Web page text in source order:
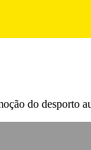
do desporto